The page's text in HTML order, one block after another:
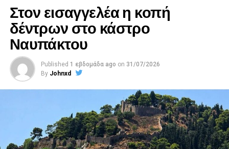
Στον εισαγγελέα η κοπή
δέντρων στο κάστρο
Ναυπάκτου
Published 1 εβδομάδα ago on 31/07/2026
By Johnxd